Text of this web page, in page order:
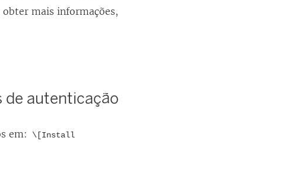
mais informações,
de autenticação
em:
\[Install